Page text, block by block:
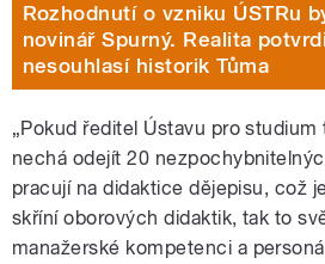
Rozhodnutí o vzniku ÚSTRu
novinář Spurný. Realita
nesouhlasí historik Tůma
„Pokud ředitel Ústavu pro
nechá odejít 20
pracují na didaktice dějepisu, což
skříní oborových didaktik, tak to
manažerské kompetenci a